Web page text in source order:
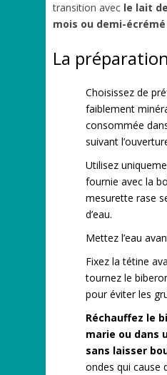
transition avec le lait
mois ou demi-écrémé
La
Choisissez de
faiblement
consommée
suivant
Utilisez
fournie avec la
mesurette rase
d’eau.
Mettez l’eau
Fixez la tétine
tournez le
pour éviter les
Réchauffez le
marie ou dans
sans laisser
ondes qui cause